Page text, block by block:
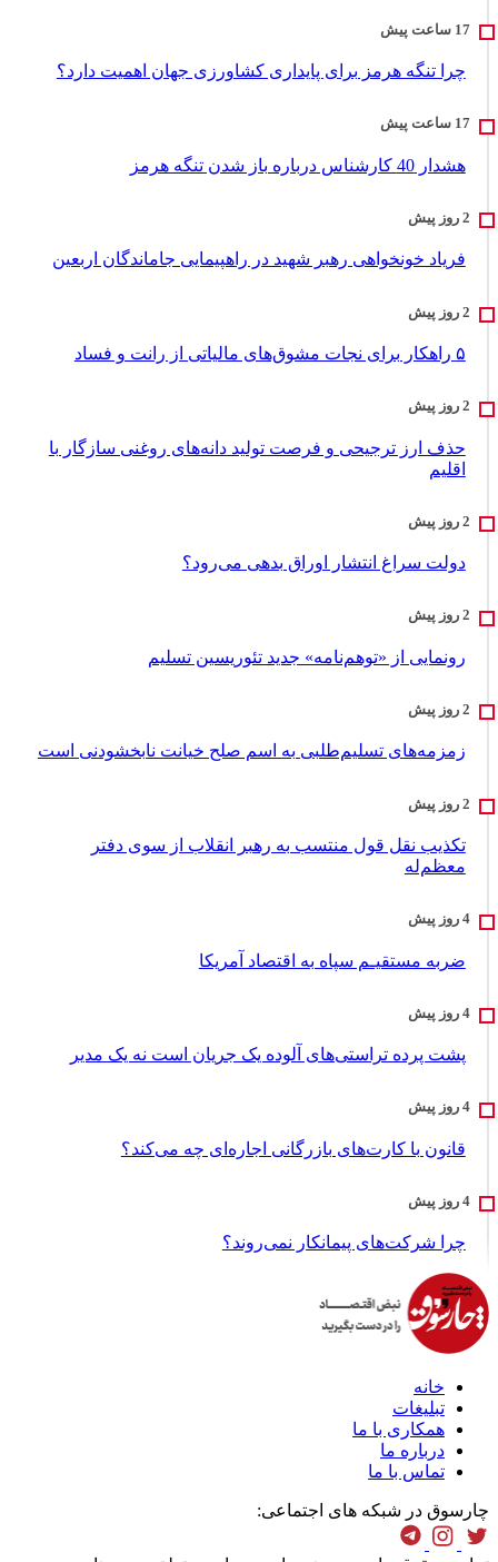
چرا تنگه هرمز برای پایداری کشاورزی جهان اهمیت دارد؟
هشدار 40 کارشناس درباره باز شدن تنگه هرمز
فریاد خونخواهی رهبر شهید در راهپیمایی جاماندگان اربعین
۵ راهکار برای نجات مشوق‌های مالیاتی از رانت و فساد
حذف ارز ترجیحی و فرصت تولید دانه‌های روغنی سازگار با
اقلیم
دولت سراغ انتشار اوراق بدهی می‌رود؟
رونمایی از «توهم‌نامه» جدید تئور‌یسین تسلیم
زمزمه‌های تسلیم‌طلبی به اسم صلح خیانت نابخشودنی است
تکذیب نقل قول منتسب به رهبر انقلاب از سوی دفتر
معظم‌له
ضربه مستقیـم سپاه به اقتصاد آمر‌یکا
پشت پرده تراستی‌های آلوده یک جریان است نه یک مدیر
قانون با کارت‌های بازرگانی اجاره‌ای چه می‌کند؟
چرا شرکت‌های پیمانکار نمی‌روند؟
خانه
تبلیغات
همکاری با ما
درباره ما
تماس با ما
چارسوق در شبکه های اجتماعی: